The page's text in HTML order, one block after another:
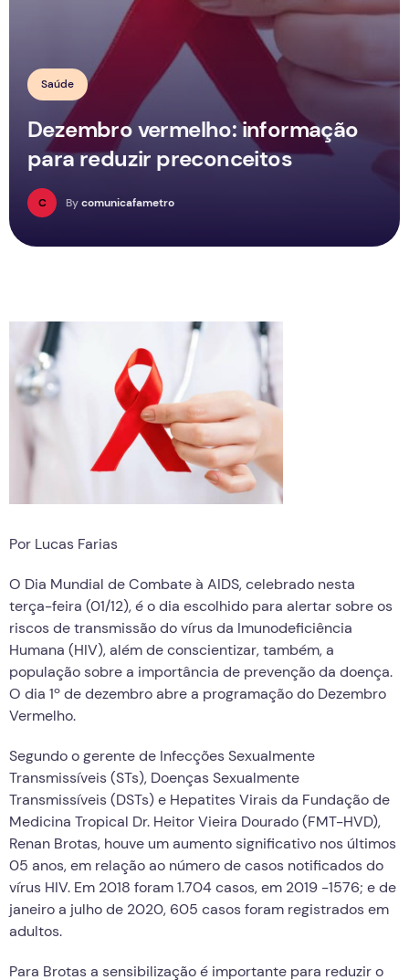
Saúde
Dezembro vermelho: informação
para reduzir preconceitos
C Bycomunicafametro
Por Lucas Farias
O Dia Mundial de Combate à AIDS, celebrado nesta
terça-feira (01/12), é o dia escolhido para alertar sobre os
riscos de transmissão do vírus da Imunodeficiência
Humana (HIV), além de conscientizar, também, a
população sobre a importância de prevenção da doença.
O dia 1º de dezembro abre a programação do Dezembro
Vermelho.
Segundo o gerente de Infecções Sexualmente
Transmissíveis (STs), Doenças Sexualmente
Transmissíveis (DSTs) e Hepatites Virais da Fundação de
Medicina Tropical Dr. Heitor Vieira Dourado (FMT-HVD),
Renan Brotas, houve um aumento significativo nos últimos
05 anos, em relação ao número de casos notificados do
vírus HIV. Em 2018 foram 1.704 casos, em 2019 -1576; e de
janeiro a julho de 2020, 605 casos foram registrados em
adultos.
Para Brotas a sensibilização é importante para reduzir o